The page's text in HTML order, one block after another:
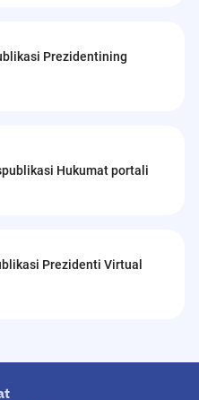
Prezidentining
Hukumat portali
Prezidenti Virtual